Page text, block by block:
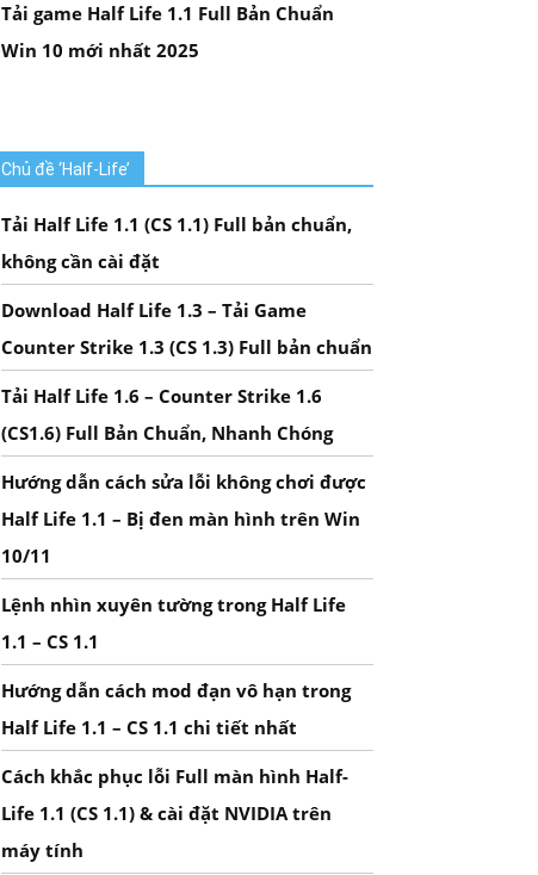
Tải game Half Life 1.1 Full Bản Chuẩn
Win 10 mới nhất 2025
Chủ đề ‘Half-Life’
Tải Half Life 1.1 (CS 1.1) Full bản chuẩn,
không cần cài đặt
Download Half Life 1.3 – Tải Game
Counter Strike 1.3 (CS 1.3) Full bản chuẩn
Tải Half Life 1.6 – Counter Strike 1.6
(CS1.6) Full Bản Chuẩn, Nhanh Chóng
Hướng dẫn cách sửa lỗi không chơi được
Half Life 1.1 – Bị đen màn hình trên Win
10/11
Lệnh nhìn xuyên tường trong Half Life
1.1 – CS 1.1
Hướng dẫn cách mod đạn vô hạn trong
Half Life 1.1 – CS 1.1 chi tiết nhất
Cách khắc phục lỗi Full màn hình Half-
Life 1.1 (CS 1.1) & cài đặt NVIDIA trên
máy tính